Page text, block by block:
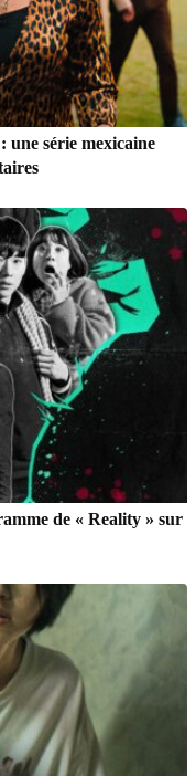
une série mexicaine
de « Reality » sur